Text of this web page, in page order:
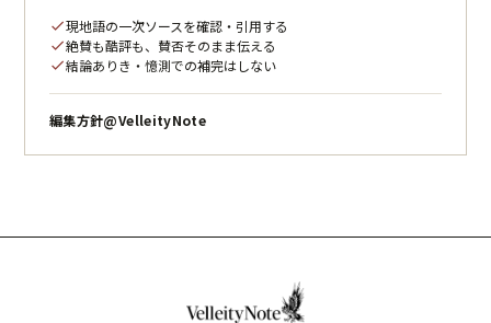
check現地語の一次ソースを確認・引用する
check絶賛も酷評も、賛否そのまま伝える
check結論ありき・憶測での補完はしない
編集方針@VelleityNote